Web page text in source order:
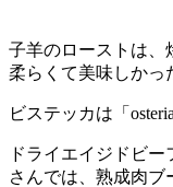
子羊のローストは、
柔らくて美味しかっ
ビステッカは「
ドライエイジドビ
さんでは、熟成肉ブ